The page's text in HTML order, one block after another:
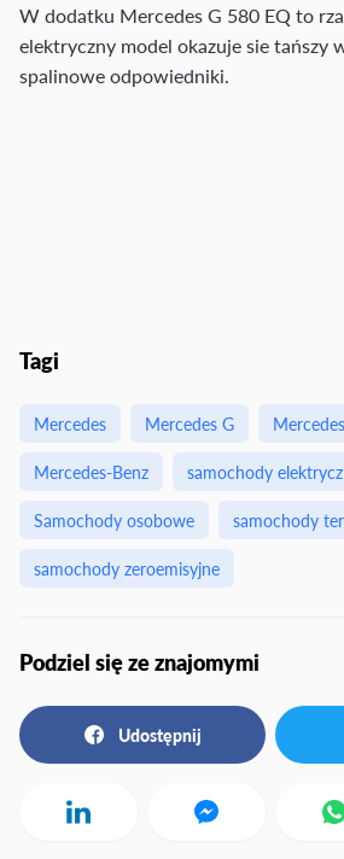
W dodatku Mercedes G 580 EQ to
elektryczny model okazuje sie tańszy
spalinowe odpowiedniki.
Tagi
Mercedes Mercedes G
Mercedes-Benz
samochody
Samochody osobowe
samochody
samochody zeroemisyjne
Podziel się ze znajomymi
Udostępnij